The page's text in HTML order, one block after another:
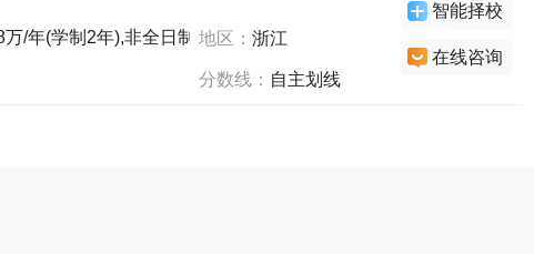
/年(学制2年),非全日制14万/年(学制2.5年)
地区： 浙江
分数线： 自主划线
智能择校
在线咨询